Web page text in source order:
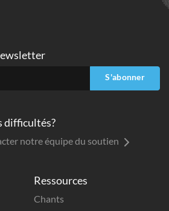
Ressources
Chants
S'abonner
difficultés?
notre équipe du soutien